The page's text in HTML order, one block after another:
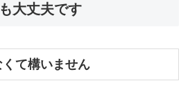
大丈夫です
て構いません